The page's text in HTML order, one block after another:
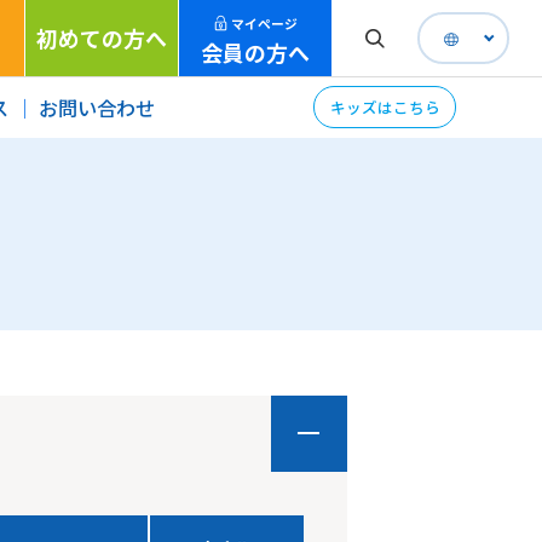
初めての方へ マイページ
会員の方へ
お問い合わせ キッズはこちら